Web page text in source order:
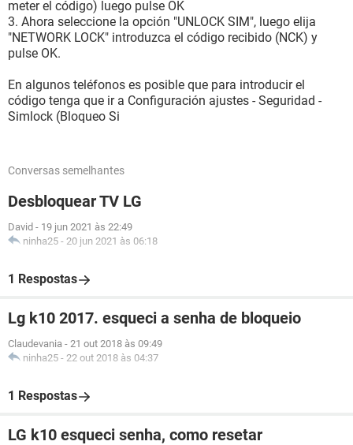
meter el código) luego pulse OK
3. Ahora seleccione la opción "UNLOCK SIM", luego elija
"NETWORK LOCK" introduzca el código recibido (NCK) y
pulse OK.
En algunos teléfonos es posible que para introducir el
código tenga que ir a Configuración ajustes - Seguridad -
Simlock (Bloqueo Si
Conversas semelhantes
Desbloquear TV LG
David - 19 jun 2021 às 22:49
ninha25 - 20 jun 2021 às 06:18
1 Respostas
Lg k10 2017. esqueci a senha de bloqueio
Claudevania - 21 out 2018 às 09:49
ninha25 - 22 out 2018 às 04:37
1 Respostas
LG k10 esqueci senha, como resetar